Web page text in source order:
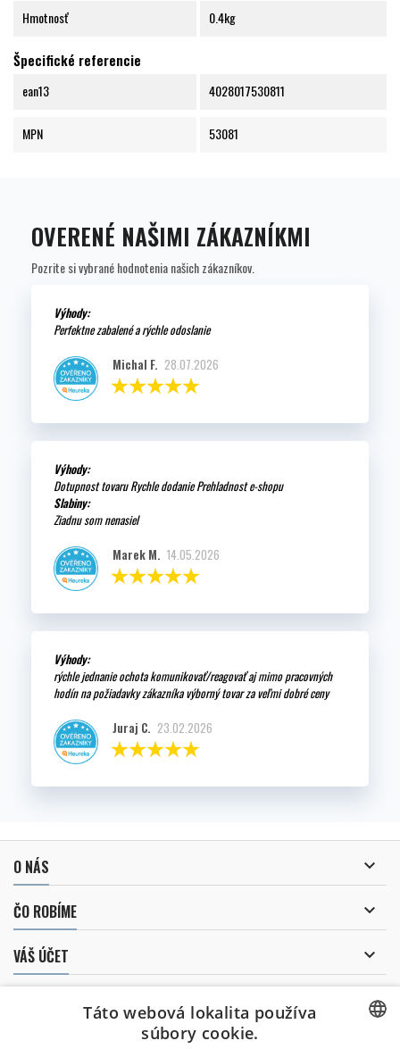
Hmotnosť 0.4kg
Špecifické referencie
ean13 4028017530811
MPN 53081
OVERENÉ NAŠIMI ZÁKAZNÍKMI
Pozrite si vybrané hodnotenia našich zákazníkov.
Výhody:
Perfektne zabalené a rýchle odoslanie
Michal F. 28.07.2026
Výhody:
Dotupnost tovaru Rychle dodanie Prehladnost e-shopu
Slabiny:
Ziadnu som nenasiel
Marek M. 14.05.2026
Výhody:
rýchle jednanie ochota komunikovať/reagovať aj mimo pracovných
hodín na požiadavky zákazníka výborný tovar za veľmi dobré ceny
Juraj C. 23.02.2026
O NÁS 
ČO ROBÍME 
VÁŠ ÚČET 

Táto webová lokalita používa
súbory cookie.